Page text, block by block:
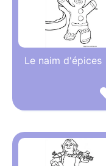
Le naim d'épices